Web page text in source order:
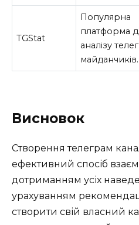
TGStat
Популярна
платформа
аналізу
майданчиків.
Висновок
Створення телеграм
ефективний спосіб
дотриманням усіх
урахуванням
створити свій власний